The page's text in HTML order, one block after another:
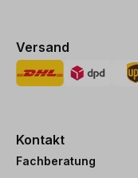
Versand
Kontakt
Fachberatung